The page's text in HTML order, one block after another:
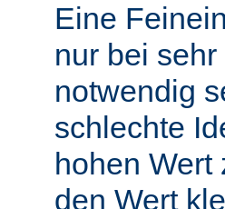
Eine
nur bei
notwendig
schlechte
hohen Wert
den Wert